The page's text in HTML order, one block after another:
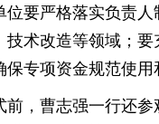
位要严格落实负责
技术改造等领域；
保专项资金规范使用
前，曹志强一行还